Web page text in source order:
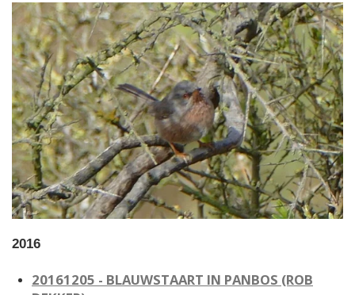
2016
20161205 - BLAUWSTAART IN PANBOS (ROB